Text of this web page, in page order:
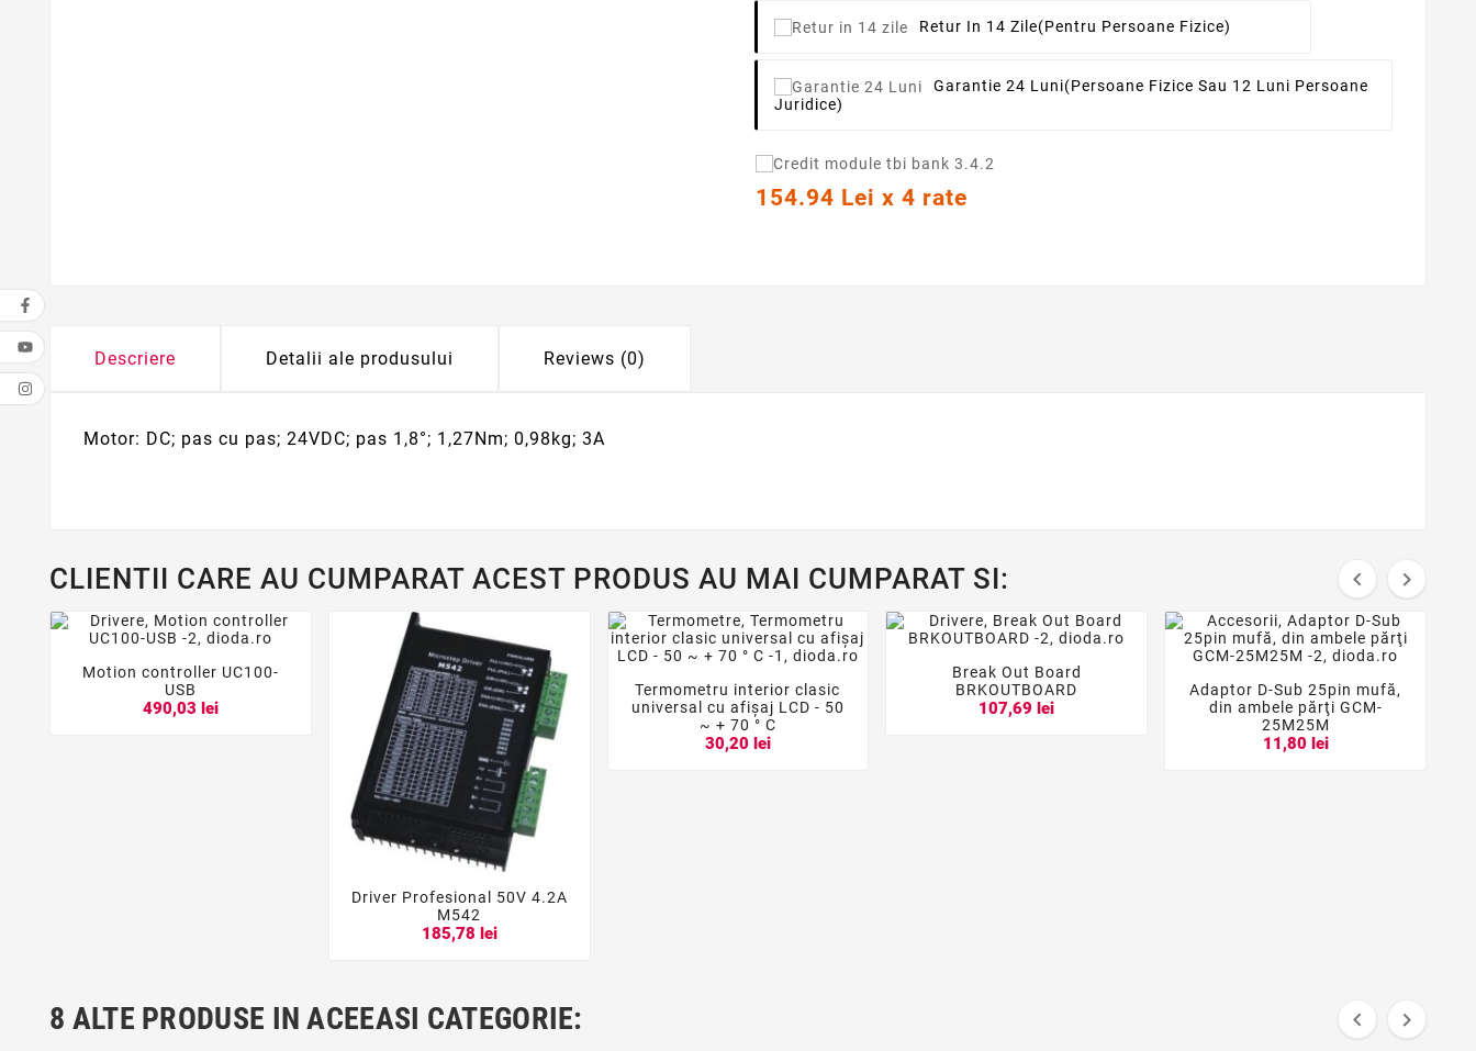
Retur In 14 Zile(pentru Persoane Fizice)
Garantie 24 Luni(persoane Fizice Sau 12 Luni Persoane
Juridice)
154.94 Lei x 4 rate
Descriere Detalii ale produsului Reviews (0)
Motor: DC; pas cu pas; 24VDC; pas 1,8°; 1,27Nm; 0,98kg; 3A
CLIENTII CARE AU CUMPARAT ACEST PRODUS AU MAI CUMPARAT SI:  

Motion controller UC100-
USB
490,03 lei

Driver Profesional 50V 4.2A
M542
185,78 lei
  
Termometru interior clasic
universal cu afișaj LCD - 50
~ + 70 ° C
30,20 lei
  
Break Out Board
BRKOUTBOARD
107,69 lei   
Adaptor D-Sub 25pin mufă,
din ambele părţi GCM-
25M25M
11,80 lei
8 ALTE PRODUSE IN ACEEASI CATEGORIE:  